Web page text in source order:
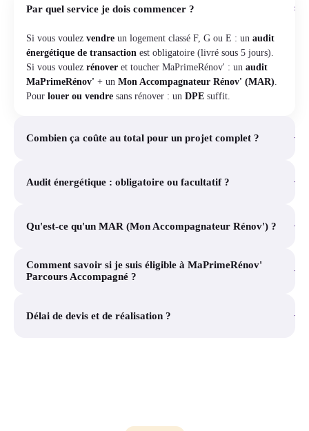
Par quel service je dois commencer ? +
Si vous voulez vendre un logement classé F, G ou E : un audit
énergétique de transaction est obligatoire (livré sous 5 jours).
Si vous voulez rénover et toucher MaPrimeRénov' : un audit
MaPrimeRénov' + un Mon Accompagnateur Rénov' (MAR).
Pour louer ou vendre sans rénover : un DPE suffit.
Combien ça coûte au total pour un projet complet ? +
Audit énergétique : obligatoire ou facultatif ? +
Qu'est-ce qu'un MAR (Mon Accompagnateur Rénov') ? +
Comment savoir si je suis éligible à MaPrimeRénov'
Parcours Accompagné ?
+
Délai de devis et de réalisation ? +